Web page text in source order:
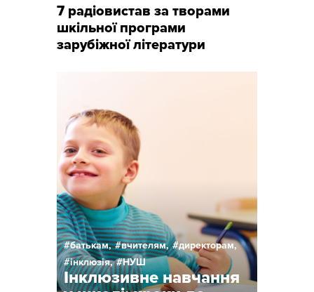
7 радіовистав за творами
шкільної програми
зарубіжної літератури
батькам, вчителям,
директорам,
інклюзія,
НУШ
Інклюзивне навчання